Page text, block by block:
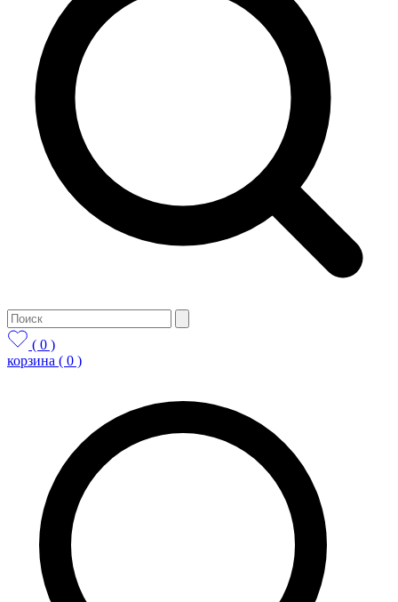
( 0 )
корзина ( 0 )